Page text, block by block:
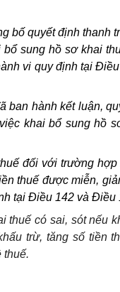
bố quyết định thanh
sung hồ sơ khai
vi quy định tại
ban hành kết luận,
khai bổ sung hồ
đối với trường hợp
thuế được miễn,
tại Điều 142 và Điều
thuế có sai, sót nếu
trừ, tăng số tiền
thuế.